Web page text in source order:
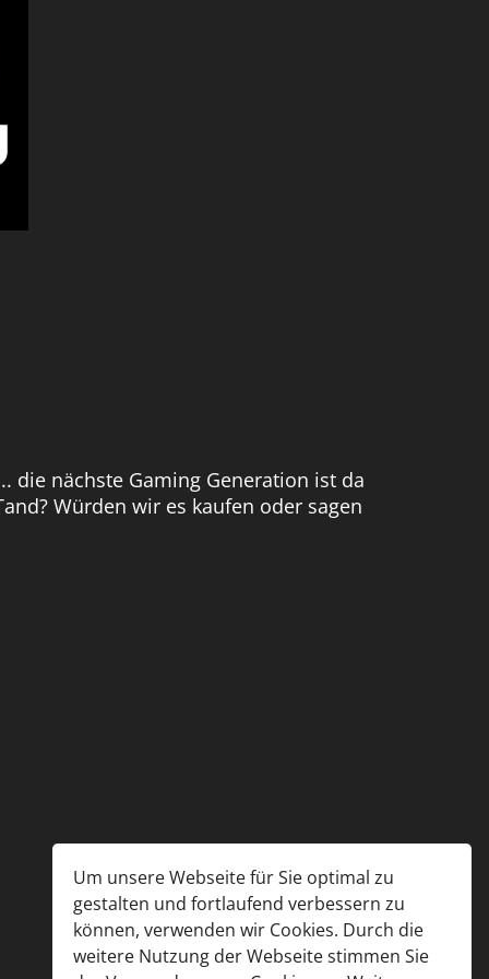
Um unsere Webseite für Sie optimal zu
gestalten und fortlaufend verbessern zu
können, verwenden wir Cookies. Durch die
weitere Nutzung der Webseite stimmen Sie
die nächste Gaming Generation ist da
Würden wir es kaufen oder sagen